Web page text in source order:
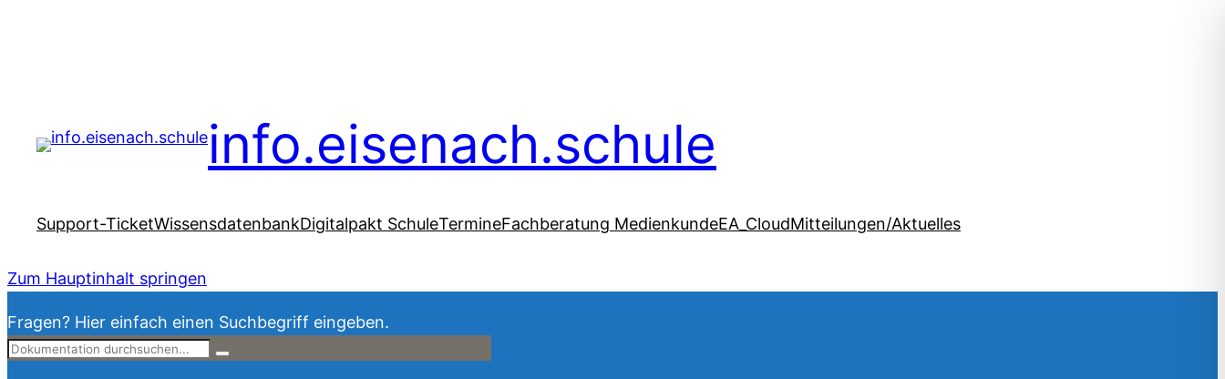
info.eisenach.schule
Support-TicketWissensdatenbankDigitalpakt SchuleTermineFachberatung MedienkundeEA_CloudMitteilungen/Aktuelles
Zum Hauptinhalt springen
Fragen? Hier einfach einen Suchbegriff eingeben.